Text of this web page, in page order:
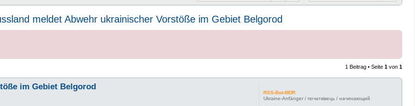
meldet Abwehr ukrainischer Vorstöße im Gebiet Belgorod
1 Beitrag • Seite 1 von 1
RSS-Bot-MDR
Ukraine-Anfänger / початківець / начинающий
im Gebiet Belgorod